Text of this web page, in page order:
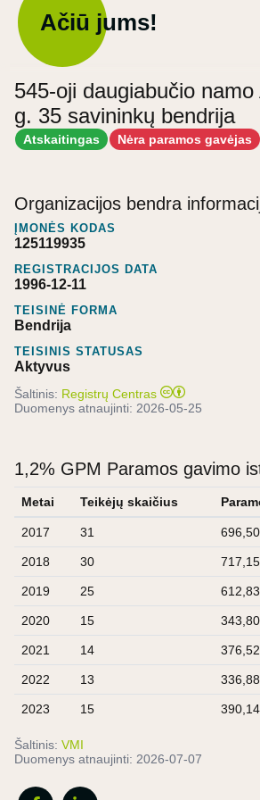
Ačiū jums!
545-oji daugiabučio
g. 35 savininkų bendrija
Atskaitingas Nėra paramos gavėjas
Organizacijos bendra
ĮMONĖS KODAS
125119935
REGISTRACIJOS DATA
1996-12-11
TEISINĖ FORMA
Bendrija
TEISINIS STATUSAS
Aktyvus
Šaltinis: Registrų Centras
Duomenys atnaujinti: 2026-05-25
1,2% GPM Paramos gavimo
Metai Teikėjų skaičius
2017 31 696,50
2018 30 717,15
2019 25 612,83
2020 15 343,80
2021 14 376,52
2022 13 336,88
2023 15 390,14
Šaltinis: VMI
Duomenys atnaujinti: 2026-07-07